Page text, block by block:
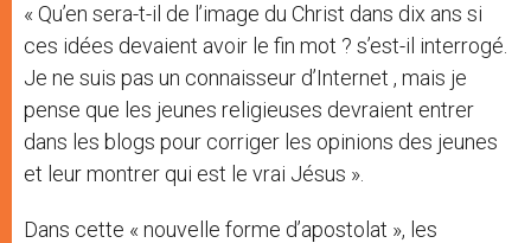
« Qu’en sera-t-il de l’image du Christ dans dix ans si
ces idées devaient avoir le fin mot ? s’est-il interrogé.
Je ne suis pas un connaisseur d’Internet , mais je
pense que les jeunes religieuses devraient entrer
dans les blogs pour corriger les opinions des jeunes
et leur montrer qui est le vrai Jésus ».
Dans cette « nouvelle forme d’apostolat », les